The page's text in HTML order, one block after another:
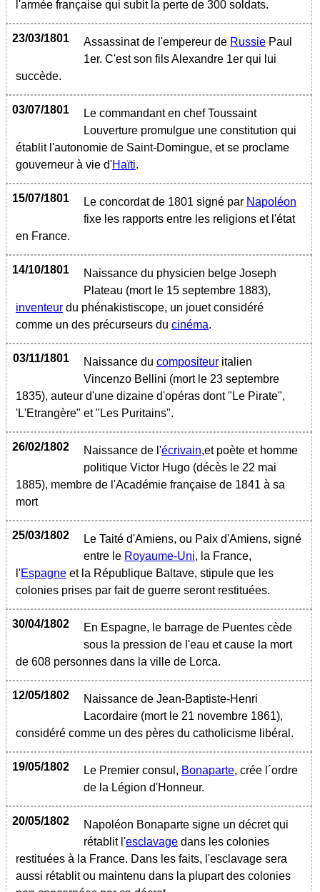
l'armée française qui subit la perte de 300 soldats.
23/03/1801 Assassinat de l'empereur de Russie Paul
1er. C'est son fils Alexandre 1er qui lui
succède.
03/07/1801
Le commandant en chef Toussaint
Louverture promulgue une constitution qui
établit l'autonomie de Saint-Domingue, et se proclame
gouverneur à vie d'Haïti.
15/07/1801 Le concordat de 1801 signé par Napoléon
fixe les rapports entre les religions et l'état
en France.
14/10/1801
Naissance du physicien belge Joseph
Plateau (mort le 15 septembre 1883),
inventeur du phénakistiscope, un jouet considéré
comme un des précurseurs du cinéma.
03/11/1801 Naissance du compositeur italien
Vincenzo Bellini (mort le 23 septembre
1835), auteur d'une dizaine d'opéras dont "Le Pirate",
'L'Etrangère" et "Les Puritains".
26/02/1802 Naissance de l'écrivain,et poète et homme
politique Victor Hugo (décès le 22 mai
1885), membre de l'Académie française de 1841 à sa
mort
25/03/1802
Le Taité d'Amiens, ou Paix d'Amiens, signé
entre le Royaume-Uni, la France,
l'Espagne et la République Baltave, stipule que les
colonies prises par fait de guerre seront restituées.
30/04/1802
En Espagne, le barrage de Puentes cède
sous la pression de l'eau et cause la mort
de 608 personnes dans la ville de Lorca.
12/05/1802
Naissance de Jean-Baptiste-Henri
Lacordaire (mort le 21 novembre 1861),
considéré comme un des pères du catholicisme libéral.
19/05/1802 Le Premier consul, Bonaparte, crée l´ordre
de la Légion d'Honneur.
20/05/1802
Napoléon Bonaparte signe un décret qui
rétablit l'esclavage dans les colonies
restituées à la France. Dans les faits, l'esclavage sera
aussi rétablit ou maintenu dans la plupart des colonies